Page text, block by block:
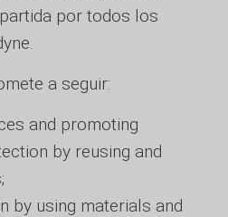
por todos los
a seguir:
and promoting
by reusing and
by using materials and